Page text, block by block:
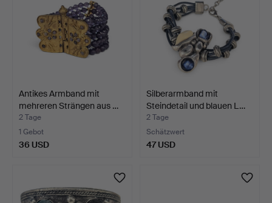
Antikes Armband mit
mehreren Strängen aus …
2 Tage
1 Gebot
36 USD
Silberarmband mit
Steindetail und blauen L…
2 Tage
Schätzwert
47 USD